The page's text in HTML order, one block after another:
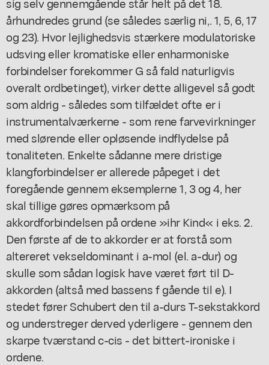
århundredes grund (se således særlig ni,. 1, 5, 6, 17
og 23). Hvor lejlighedsvis stærkere modulatoriske
udsving eller kromatiske eller enharmoniske
forbindelser forekommer G så fald naturligvis
overalt ordbetinget), virker dette alligevel så godt
som aldrig - således som tilfældet ofte er i
instrumentalværkerne - som rene farvevirkninger
med slørende eller opløsende indflydelse på
tonaliteten. Enkelte sådanne mere dristige
klangforbindelser er allerede påpeget i det
foregående gennem eksemplerne 1, 3 og 4, her
skal tillige gøres opmærksom på
akkordforbindelsen på ordene »ihr Kind« i eks. 2.
Den første af de to akkorder er at forstå som
altereret vekseldominant i a-mol (el. a-dur) og
skulle som sådan logisk have været ført til D-
akkorden (altså med bassens f gående til e). I
stedet fører Schubert den til a-durs T-sekstakkord
og understreger derved yderligere - gennem den
skarpe tværstand c-cis - det bittert-ironiske i
ordene.